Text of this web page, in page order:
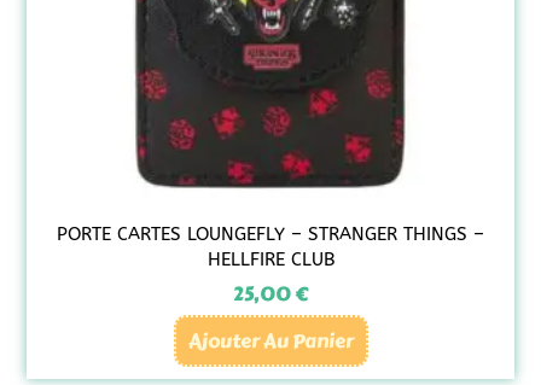
PORTE CARTES LOUNGEFLY – STRANGER THINGS –
HELLFIRE CLUB
25,00€
Ajouter Au Panier